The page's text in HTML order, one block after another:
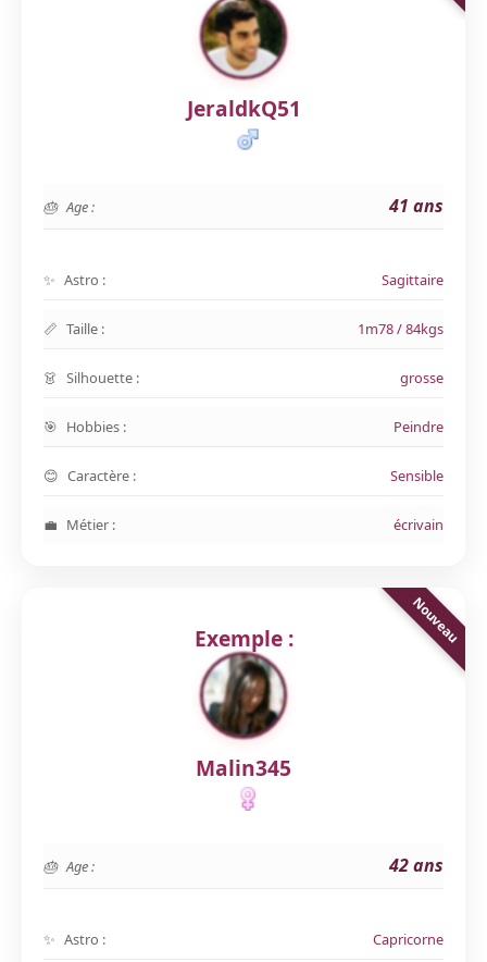
JeraldkQ51
Age : 41 ans
Astro : Sagittaire
Taille : 1m78 / 84kgs
Silhouette : grosse
Hobbies : Peindre
Caractère : Sensible
Métier : écrivain
Exemple :
Malin345
Age : 42 ans
Astro : Capricorne